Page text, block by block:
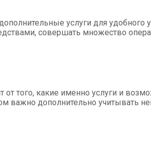
услуги для удобного
совершать множество
того, какие именно услуги и
важно дополнительно учитывать